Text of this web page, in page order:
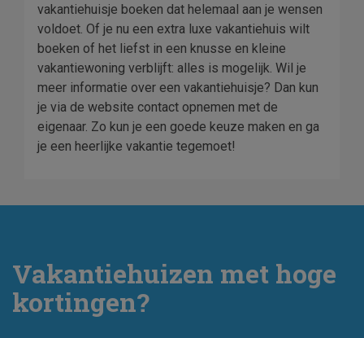
vakantiehuisje boeken dat helemaal aan je wensen
voldoet. Of je nu een extra luxe vakantiehuis wilt
boeken of het liefst in een knusse en kleine
vakantiewoning verblijft: alles is mogelijk. Wil je
meer informatie over een vakantiehuisje? Dan kun
je via de website contact opnemen met de
eigenaar. Zo kun je een goede keuze maken en ga
je een heerlijke vakantie tegemoet!
Vakantiehuizen met hoge
kortingen?